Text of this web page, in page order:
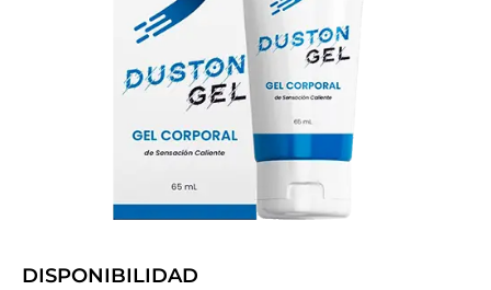
DISPONIBILIDAD